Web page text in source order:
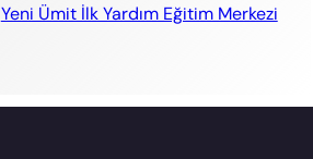
Yeni Ümit İlk Yardım Eğitim Merkezi